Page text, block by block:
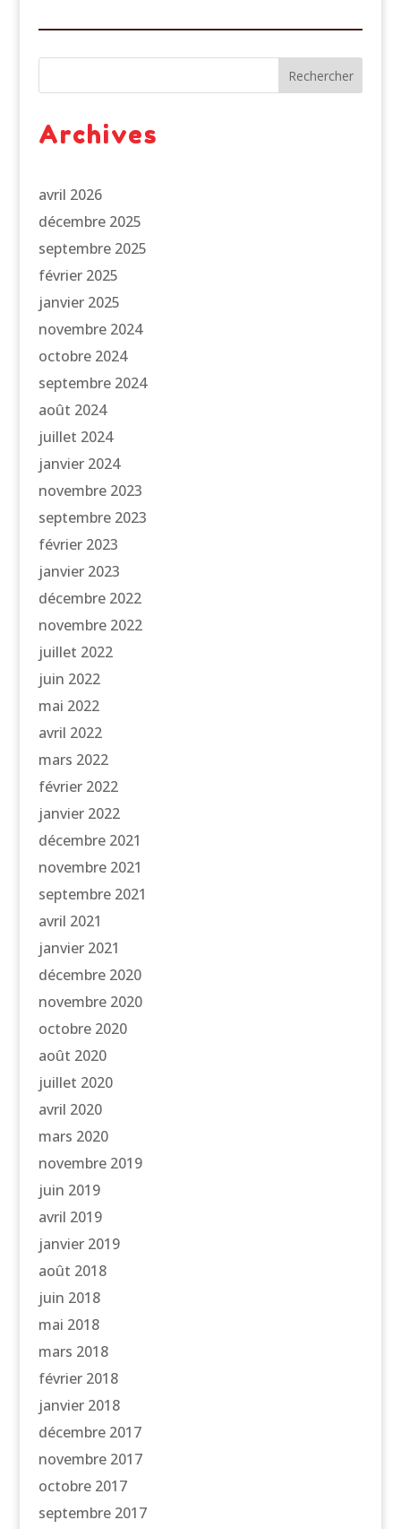
Rechercher
Archives
avril 2026
décembre 2025
septembre 2025
février 2025
janvier 2025
novembre 2024
octobre 2024
septembre 2024
août 2024
juillet 2024
janvier 2024
novembre 2023
septembre 2023
février 2023
janvier 2023
décembre 2022
novembre 2022
juillet 2022
juin 2022
mai 2022
avril 2022
mars 2022
février 2022
janvier 2022
décembre 2021
novembre 2021
septembre 2021
avril 2021
janvier 2021
décembre 2020
novembre 2020
octobre 2020
août 2020
juillet 2020
avril 2020
mars 2020
novembre 2019
juin 2019
avril 2019
janvier 2019
août 2018
juin 2018
mai 2018
mars 2018
février 2018
janvier 2018
décembre 2017
novembre 2017
octobre 2017
septembre 2017